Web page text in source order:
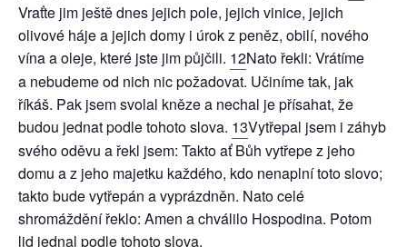
Vraťte jim ještě dnes jejich pole, jejich vinice, jejich
olivové háje a jejich domy i úrok z peněz, obilí, nového
vína a oleje, které jste jim půjčili. 12Nato řekli: Vrátíme
a nebudeme od nich nic požadovat. Učiníme tak, jak
říkáš. Pak jsem svolal kněze a nechal je přísahat, že
budou jednat podle tohoto slova. 13Vytřepal jsem i záhyb
svého oděvu a řekl jsem: Takto ať Bůh vytřepe z jeho
domu a z jeho majetku každého, kdo nenaplní toto slovo;
takto bude vytřepán a vyprázdněn. Nato celé
shromáždění řeklo: Amen a chválilo Hospodina. Potom
lid jednal podle tohoto slova.